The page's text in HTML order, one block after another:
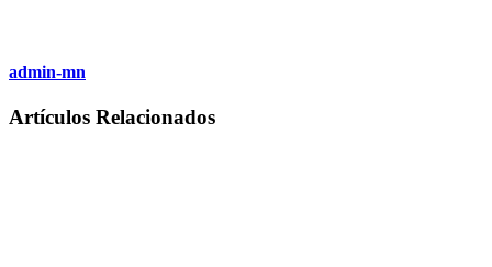
admin-mn
Artículos Relacionados